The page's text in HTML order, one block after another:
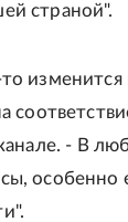
страной".
- В
особенно